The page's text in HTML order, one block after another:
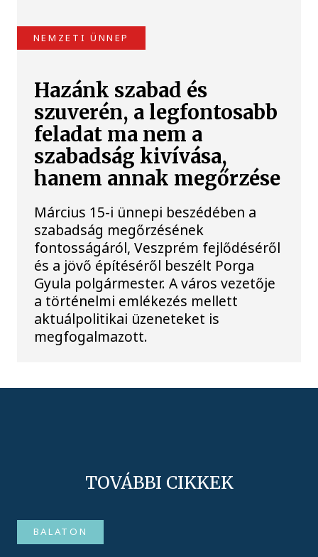
NEMZETI ÜNNEP
Hazánk szabad és
szuverén, a legfontosabb
feladat ma nem a
szabadság kivívása,
hanem annak megőrzése
Március 15-i ünnepi beszédében a
szabadság megőrzésének
fontosságáról, Veszprém fejlődéséről
és a jövő építéséről beszélt Porga
Gyula polgármester. A város vezetője
a történelmi emlékezés mellett
aktuálpolitikai üzeneteket is
megfogalmazott.
TOVÁBBI CIKKEK
BALATON